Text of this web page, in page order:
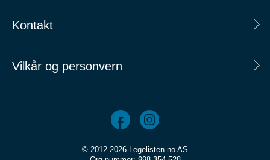
Kontakt
Vilkår og personvern
© 2012-2026 Legelisten.no AS